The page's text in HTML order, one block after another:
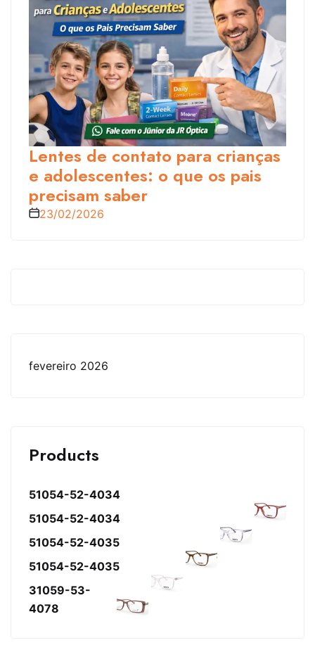
Lentes de contato para crianças
e adolescentes: o que os pais
precisam saber
23/02/2026
fevereiro 2026
Products
51054-52-4034
51054-52-4034
51054-52-4035
51054-52-4035
31059-53-
4078